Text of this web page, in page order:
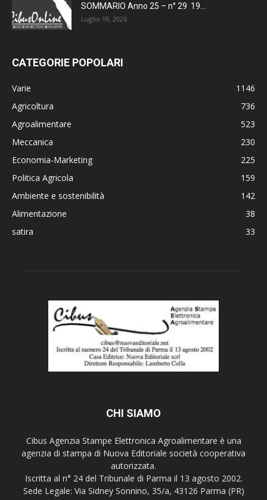
SOMMARIO Anno 25 – n° 29 19...
Luglio 19, 2026
CATEGORIE POPOLARI
Varie
1146
Agricoltura
736
Agroalimentare
523
Meccanica
230
Economia-Marketing
225
Politica Agricola
159
Ambiente e sostenibilità
142
Alimentazione
38
satira
33
CHI SIAMO
Cibus Agenzia Stampe Elettronica Agroalimentare è una
agenzia di stampa di Nuova Editoriale società cooperativa
autorizzata.
Iscritta al n° 24 del Tribunale di Parma il 13 agosto 2002.
Sede Legale: Via Sidney Sonnino, 35/a, 43126 Parma (PR)